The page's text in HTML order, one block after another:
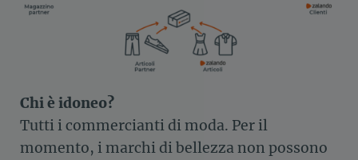
Chi è idoneo?
Tutti i commercianti di moda. Per il
momento, i marchi di bellezza non possono